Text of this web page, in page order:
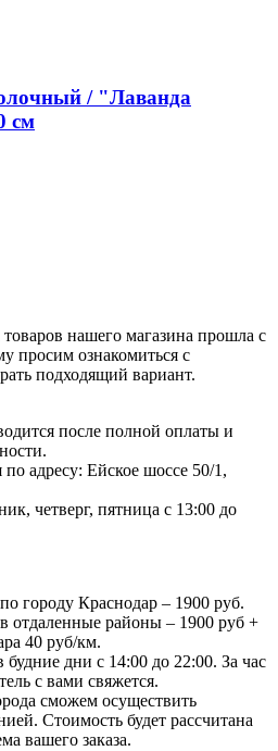
/ "Лаванда
см
нашего магазина прошла с
просим ознакомиться с
подходящий вариант.
после полной оплаты и
адресу: Ейское шоссе 50/1,
четверг, пятница с 13:00 до
городу Краснодар – 1900 руб.
отдаленные районы – 1900 руб +
40 руб/км.
будние дни с 14:00 до 22:00. За час
с вами свяжется.
сможем осуществить
Стоимость будет рассчитана
вашего заказа.